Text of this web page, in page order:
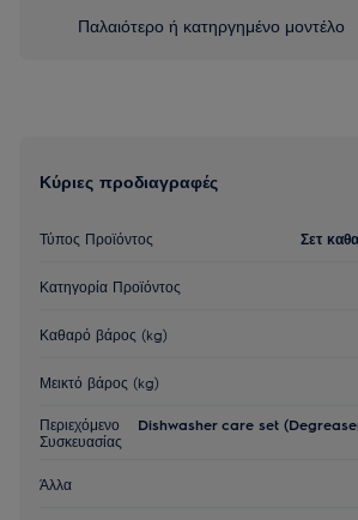
Παλαιότερο ή κατηργημένο μοντέλο
Κύριες προδιαγραφές
Τύπος Προϊόντος Σετ
Κατηγορία Προϊόντος
Καθαρό βάρος (kg)
Μεικτό βάρος (kg)
Περιεχόμενο
Συσκευασίας
Dishwasher care set
Άλλα